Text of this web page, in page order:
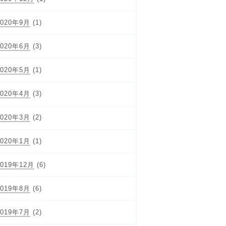
年9月 (1)
年6月 (3)
年5月 (1)
年4月 (3)
年3月 (2)
年1月 (1)
年12月 (6)
年8月 (6)
年7月 (2)